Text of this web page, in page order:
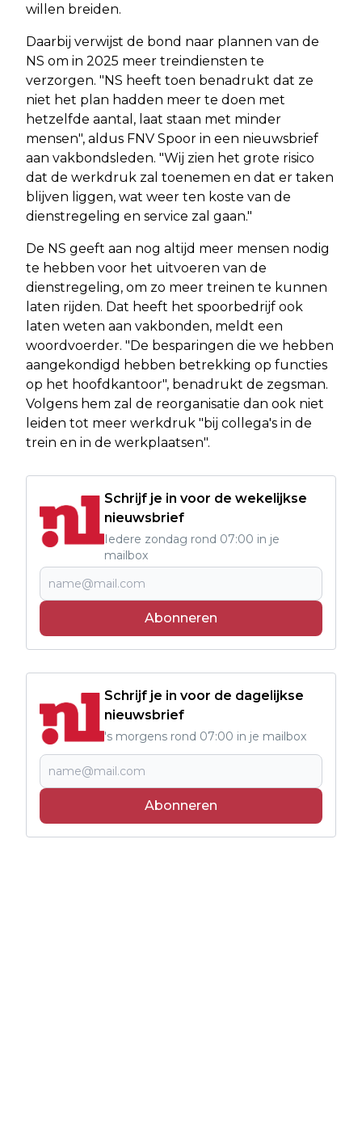
willen breiden.
Daarbij verwijst de bond naar plannen van de
NS om in 2025 meer treindiensten te
verzorgen. "NS heeft toen benadrukt dat ze
niet het plan hadden meer te doen met
hetzelfde aantal, laat staan met minder
mensen", aldus FNV Spoor in een nieuwsbrief
aan vakbondsleden. "Wij zien het grote risico
dat de werkdruk zal toenemen en dat er taken
blijven liggen, wat weer ten koste van de
dienstregeling en service zal gaan."
De NS geeft aan nog altijd meer mensen nodig
te hebben voor het uitvoeren van de
dienstregeling, om zo meer treinen te kunnen
laten rijden. Dat heeft het spoorbedrijf ook
laten weten aan vakbonden, meldt een
woordvoerder. "De besparingen die we hebben
aangekondigd hebben betrekking op functies
op het hoofdkantoor", benadrukt de zegsman.
Volgens hem zal de reorganisatie dan ook niet
leiden tot meer werkdruk "bij collega's in de
trein en in de werkplaatsen".
Schrijf je in voor de wekelijkse
nieuwsbrief
Iedere zondag rond 07:00 in je
mailbox
Abonneren
Schrijf je in voor de dagelijkse
nieuwsbrief
's morgens rond 07:00 in je mailbox
Abonneren